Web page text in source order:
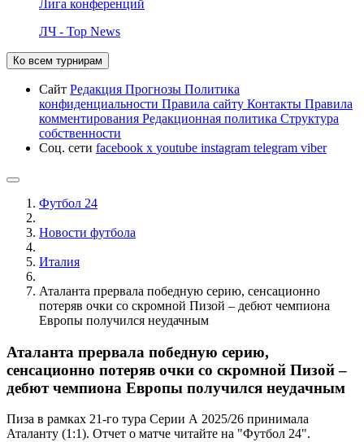
Лига конференций
ЛЧ - Top News
Ко всем турнирам
Сайт Редакция Прогнозы Политика
конфиденциальности Правила сайту Контакты Правила
комментирования Редакционная политика Структура
собственности
Соц. сети facebook x youtube instagram telegram viber
Футбол 24
Новости футбола
Италия
Аталанта прервала победную серию, сенсационно
потеряв очки со скромной Пизой – дебют чемпиона
Европы получился неудачным
Аталанта прервала победную серию,
сенсационно потеряв очки со скромной Пизой –
дебют чемпиона Европы получился неудачным
Пиза в рамках 21-го тура Серии А 2025/26 принимала
Аталанту (1:1). Отчет о матче читайте на "Футбол 24".